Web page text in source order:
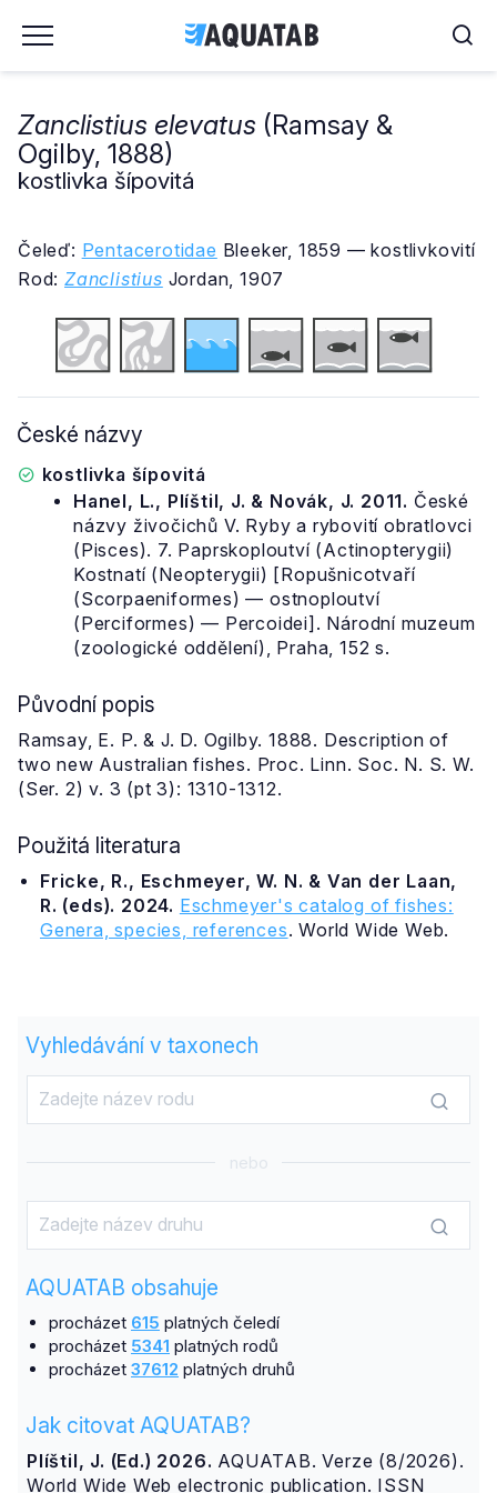
Zanclistius elevatus (Ramsay &
Ogilby, 1888)
kostlivka šípovitá
Čeleď: Pentacerotidae Bleeker, 1859 — kostlivkovití
Rod: Zanclistius Jordan, 1907
České názvy
kostlivka šípovitá
Hanel, L., Plíštil, J. & Novák, J. 2011. České
názvy živočichů V. Ryby a rybovití obratlovci
(Pisces). 7. Paprskoploutví (Actinopterygii)
Kostnatí (Neopterygii) [Ropušnicotvaří
(Scorpaeniformes) — ostnoploutví
(Perciformes) — Percoidei]. Národní muzeum
(zoologické oddělení), Praha, 152 s.
Původní popis
Ramsay, E. P. & J. D. Ogilby. 1888. Description of
two new Australian fishes. Proc. Linn. Soc. N. S. W.
(Ser. 2) v. 3 (pt 3): 1310-1312.
Použitá literatura
Fricke, R., Eschmeyer, W. N. & Van der Laan,
R. (eds). 2024. Eschmeyer's catalog of fishes:
Genera, species, references. World Wide Web.
Vyhledávání v taxonech
nebo
AQUATAB obsahuje
procházet 615 platných čeledí
procházet 5341 platných rodů
procházet 37612 platných druhů
Jak citovat AQUATAB?
Plíštil, J. (Ed.) 2026. AQUATAB. Verze (8/2026).
World Wide Web electronic publication. ISSN